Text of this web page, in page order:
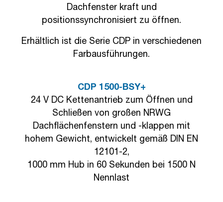
Dachfenster kraft und
positionssynchronisiert zu öffnen.
Erhältlich ist die Serie CDP in verschiedenen
Farbausführungen.
CDP 1500-BSY+
24 V DC Kettenantrieb zum Öffnen und
Schließen von großen NRWG
Dachflächenfenstern und -klappen mit
hohem Gewicht, entwickelt gemäß DIN EN
12101-2,
1000 mm Hub in 60 Sekunden bei 1500 N
Nennlast